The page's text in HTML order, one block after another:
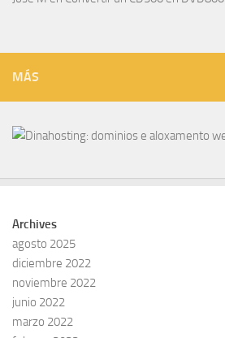
MÁS
Archives
agosto 2025
diciembre 2022
noviembre 2022
junio 2022
marzo 2022